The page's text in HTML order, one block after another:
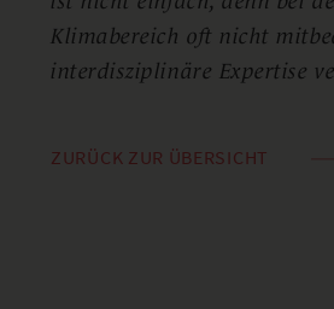
Klimabereich oft nicht
interdisziplinäre Expertise
ZURÜCK ZUR ÜBERSICHT